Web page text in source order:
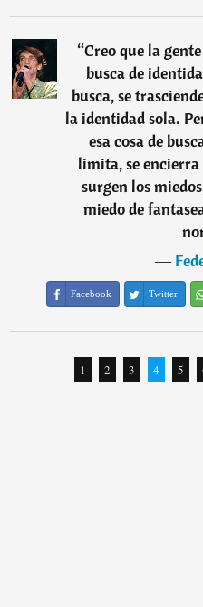
“Creo que la gente
busca de
busca, se
la identidad sola.
esa cosa de
limita, se
surgen los
miedo de
―
Facebook Twitter
1 2 3 4 5